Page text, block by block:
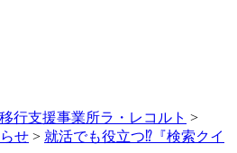
行支援事業所ラ・レコルト >
せ > 就活でも役立つ⁉️『検索クイ